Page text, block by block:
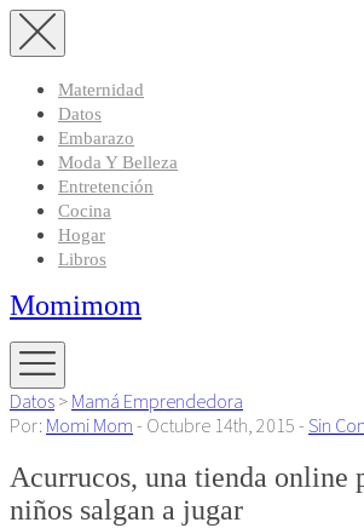
Maternidad
Datos
Embarazo
Moda Y Belleza
Entretención
Cocina
Hogar
Libros
Momimom
Datos > Mamá Emprendedora
Por: Momi Mom - Octubre 14th, 2015 - Sin
Acurrucos, una tienda online
niños salgan a jugar